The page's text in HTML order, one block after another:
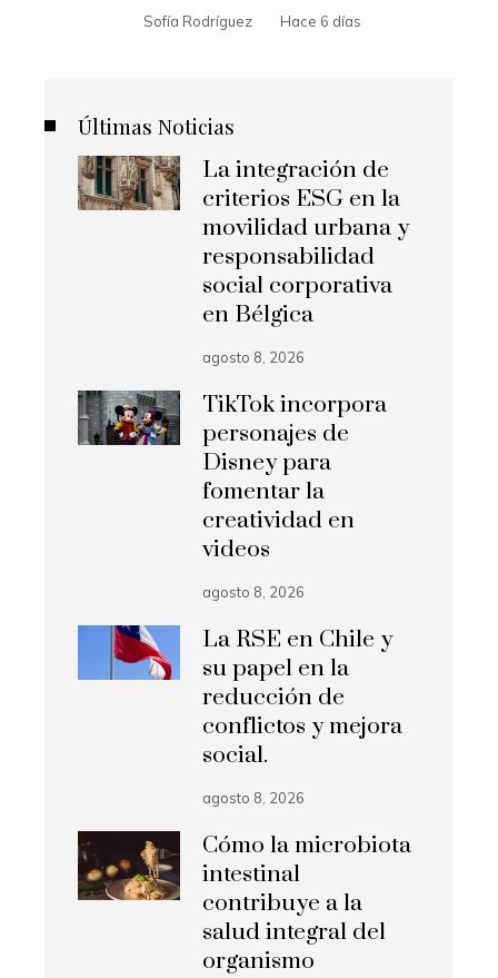
Sofía Rodríguez Hace 6 días
Últimas Noticias
La integración de
criterios ESG en la
movilidad urbana y
responsabilidad
social corporativa
en Bélgica
agosto 8, 2026
TikTok incorpora
personajes de
Disney para
fomentar la
creatividad en
videos
agosto 8, 2026
La RSE en Chile y
su papel en la
reducción de
conflictos y mejora
social.
agosto 8, 2026
Cómo la microbiota
intestinal
contribuye a la
salud integral del
organismo